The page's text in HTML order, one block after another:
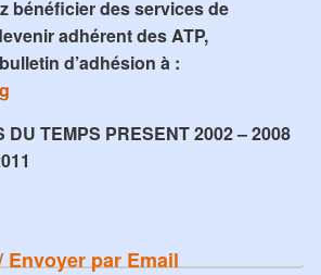
bénéficier des services de
adhérent des ATP,
d’adhésion à :
TEMPS PRESENT 2002 – 2008
Envoyer par Email